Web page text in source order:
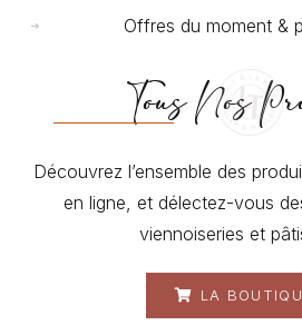
Offres du moment &
Tous Nos
Découvrez l’ensemble des
en ligne, et délectez-vous
viennoiseries et
LA